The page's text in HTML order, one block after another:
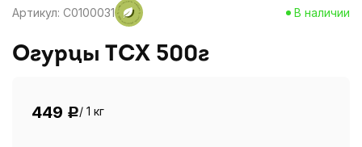
Артикул: C0100031 В наличии
Огурцы ТСХ 500г
449 Р/ 1 кг